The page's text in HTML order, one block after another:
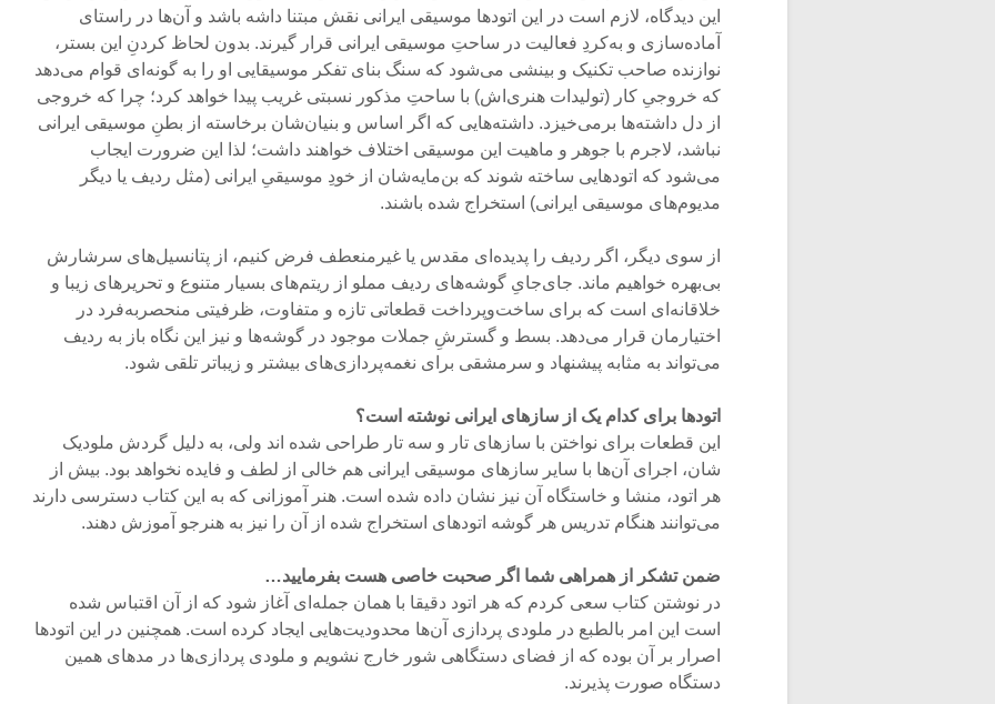
این دیدگاه، لازم است در این اتودها موسیقی ایرانی نقش مبتنا داشه باشد و آن‌ها در راستای
آماده‌سازی و به‌کردِ فعالیت در ساحتِ موسیقی ایرانی قرار گیرند. بدون لحاظ کردنِ این بستر،
نوازنده صاحب تکنیک و بینشی می‌شود که سنگ بنای تفکر موسیقایی او را به گونه‌ای قوام می‌دهد
که خروجیِ کار (تولیدات هنری‌اش) با ساحتِ مذکور نسبتی غریب پیدا خواهد کرد؛ چرا که خروجی‌
از دل داشته‌ها برمی‌خیزد. داشته‌هایی که اگر اساس و بنیان‌شان برخاسته از بطنِ موسیقی ایرانی
نباشد، لاجرم با جوهر و ماهیت این موسیقی اختلاف خواهند داشت؛ لذا این ضرورت ایجاب
می‌شود که اتودهایی ساخته شوند که بن‌مایه‌شان از خودِ موسیقیِ ایرانی (مثل ردیف یا دیگر
مدیوم‌های موسیقی ایرانی) استخراج شده باشند.
از سوی دیگر، اگر ردیف را پدیده‌ای مقدس یا غیرمنعطف فرض کنیم، از پتانسیل‌های سرشارش
بی‌بهره خواهیم ماند. جای‌جایِ گوشه‌های ردیف مملو از ریتم‌های بسیار متنوع و تحریرهای زیبا و
خلاقانه‌ای است که برای ساخت‌وپرداخت قطعاتی تازه و متفاوت، ظرفیتی منحصر‌به‌فرد در
اختیارمان قرار می‌دهد. بسط و گسترشِ جملات موجود در گوشه‌ها و نیز این نگاه باز به ردیف
می‌تواند به مثابه پیشنهاد و سرمشقی برای نغمه‌پردازی‌های بیشتر و زیباتر تلقی شود.
اتودها برای کدام یک از سازهای ایرانی نوشته است؟
این قطعات برای نواختن با سازهای تار و سه تار طراحی شده اند ولی، به دلیل گردش ملودیک
شان، اجرای آن‌ها با سایر سازهای موسیقی ایرانی هم خالی از لطف و فایده نخواهد بود. بیش از
هر اتود، منشا و خاستگاه آن نیز نشان داده شده است. هنر آموزانی که به این کتاب دسترسی دارند
می‌توانند هنگام تدریس هر گوشه اتودهای استخراج شده از آن را نیز به هنرجو آموزش دهند.
ضمن تشکر از همراهی شما اگر صحبت خاصی هست بفرمایید…
در نوشتن کتاب سعی کردم که هر اتود دقیقا با همان جمله‌ای آغاز شود که از آن اقتباس شده
است این امر بالطبع در ملودی پردازی آن‌ها محدودیت‌هایی ایجاد کرده است. همچنین در این اتودها
اصرار بر آن بوده که از فضای دستگاهی شور خارج نشویم و ملودی پردازی‌ها در مدهای همین
دستگاه صورت پذیرند.